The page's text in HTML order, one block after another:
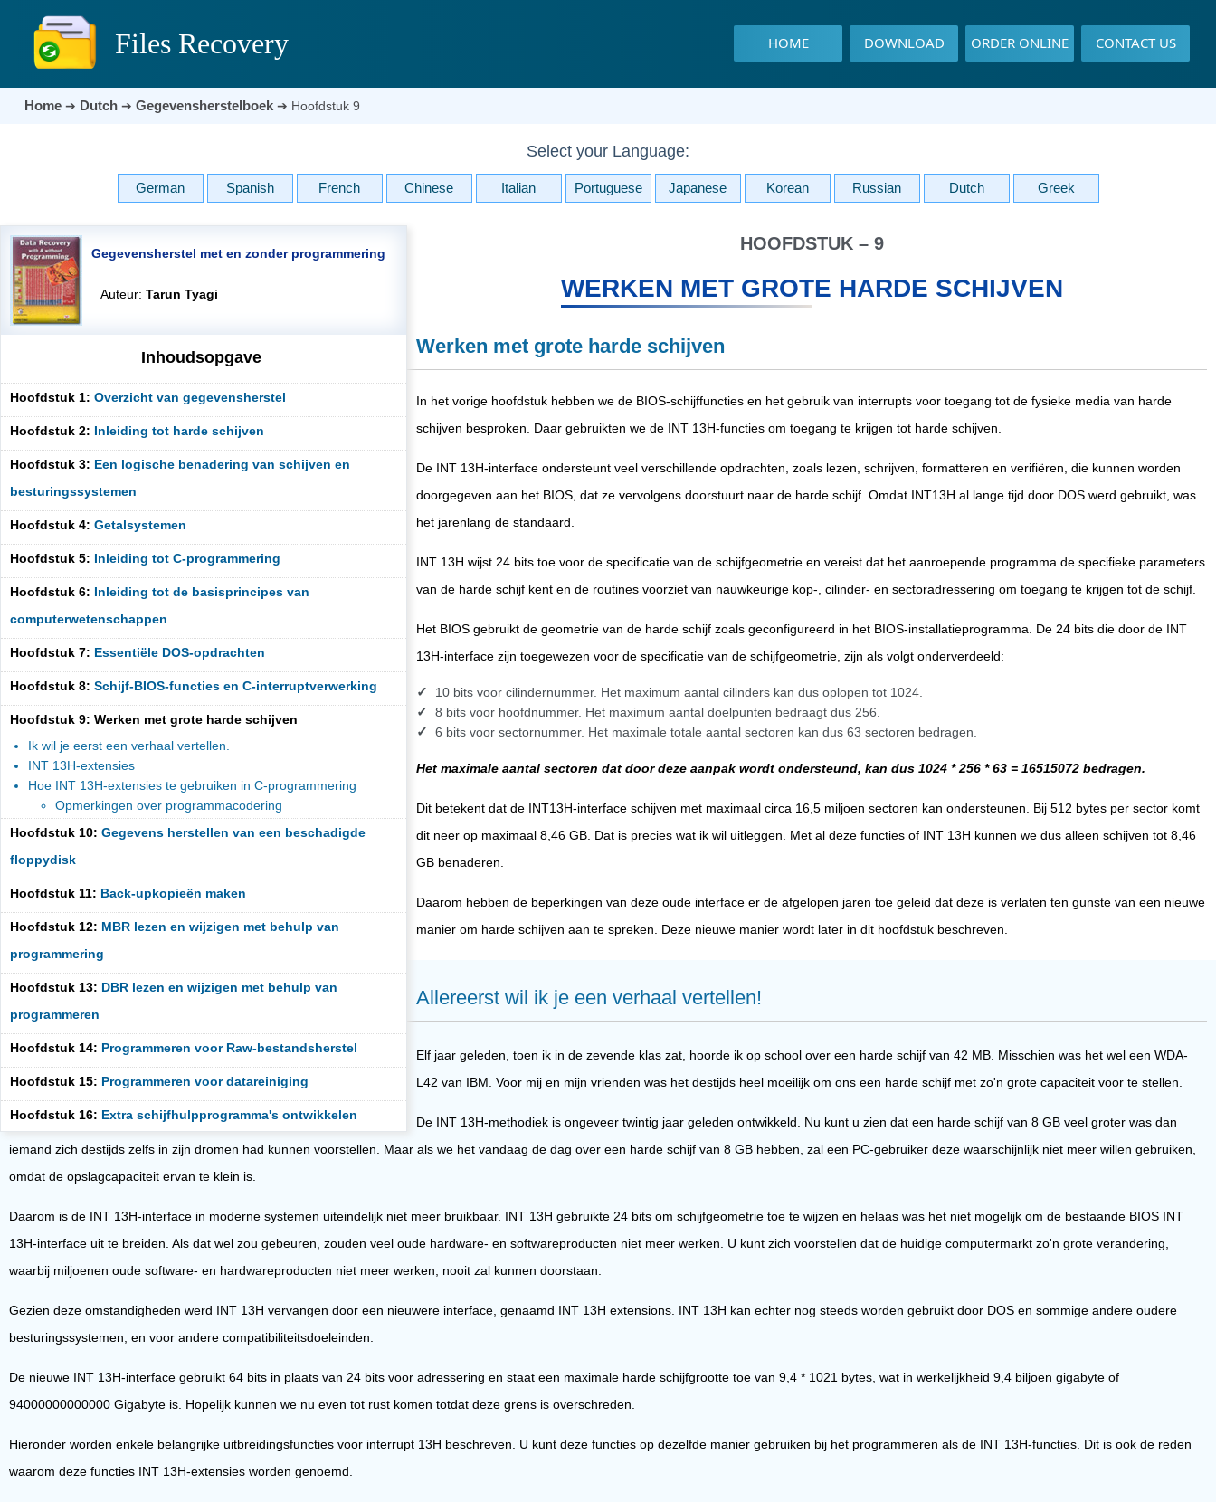
Files Recovery HOME DOWNLOAD ORDER ONLINE CONTACT US
Home➔ Dutch ➔ Gegevensherstelboek➔ Hoofdstuk 9
Select your Language:
German Spanish French Chinese Italian Portuguese Japanese Korean Russian Dutch Greek
Gegevensherstel met en zonder programmering
Auteur: Tarun Tyagi
Inhoudsopgave
Hoofdstuk 1: Overzicht van gegevensherstel
Hoofdstuk 2: Inleiding tot harde schijven
Hoofdstuk 3: Een logische benadering van schijven en
besturingssystemen
Hoofdstuk 4: Getalsystemen
Hoofdstuk 5: Inleiding tot C-programmering
Hoofdstuk 6: Inleiding tot de basisprincipes van
computerwetenschappen
Hoofdstuk 7: Essentiële DOS-opdrachten
Hoofdstuk 8: Schijf-BIOS-functies en C-interruptverwerking
Hoofdstuk 9: Werken met grote harde schijven
Ik wil je eerst een verhaal vertellen.
INT 13H-extensies
Hoe INT 13H-extensies te gebruiken in C-programmering
Opmerkingen over programmacodering
Hoofdstuk 10: Gegevens herstellen van een beschadigde
floppydisk
Hoofdstuk 11: Back-upkopieën maken
Hoofdstuk 12: MBR lezen en wijzigen met behulp van
programmering
Hoofdstuk 13: DBR lezen en wijzigen met behulp van
programmeren
Hoofdstuk 14: Programmeren voor Raw-bestandsherstel
Hoofdstuk 15: Programmeren voor datareiniging
Hoofdstuk 16: Extra schijfhulpprogramma's ontwikkelen
HOOFDSTUK – 9
WERKEN MET GROTE HARDE SCHIJVEN
Werken met grote harde schijven
In het vorige hoofdstuk hebben we de BIOS-schijffuncties en het gebruik van interrupts voor toegang tot de fysieke media van harde
schijven besproken. Daar gebruikten we de INT 13H-functies om toegang te krijgen tot harde schijven.
De INT 13H-interface ondersteunt veel verschillende opdrachten, zoals lezen, schrijven, formatteren en verifiëren, die kunnen worden
doorgegeven aan het BIOS, dat ze vervolgens doorstuurt naar de harde schijf. Omdat INT13H al lange tijd door DOS werd gebruikt, was
het jarenlang de standaard.
INT 13H wijst 24 bits toe voor de specificatie van de schijfgeometrie en vereist dat het aanroepende programma de specifieke parameters
van de harde schijf kent en de routines voorziet van nauwkeurige kop-, cilinder- en sectoradressering om toegang te krijgen tot de schijf.
Het BIOS gebruikt de geometrie van de harde schijf zoals geconfigureerd in het BIOS-installatieprogramma. De 24 bits die door de INT
13H-interface zijn toegewezen voor de specificatie van de schijfgeometrie, zijn als volgt onderverdeeld:
10 bits voor cilindernummer. Het maximum aantal cilinders kan dus oplopen tot 1024.
8 bits voor hoofdnummer. Het maximum aantal doelpunten bedraagt ​​dus 256.
6 bits voor sectornummer. Het maximale totale aantal sectoren kan dus 63 sectoren bedragen.
Het maximale aantal sectoren dat door deze aanpak wordt ondersteund, kan dus 1024 * 256 * 63 = 16515072 bedragen.
Dit betekent dat de INT13H-interface schijven met maximaal circa 16,5 miljoen sectoren kan ondersteunen. Bij 512 bytes per sector komt
dit neer op maximaal 8,46 GB. Dat is precies wat ik wil uitleggen. Met al deze functies of INT 13H kunnen we dus alleen schijven tot 8,46
GB benaderen.
Daarom hebben de beperkingen van deze oude interface er de afgelopen jaren toe geleid dat deze is verlaten ten gunste van een nieuwe
manier om harde schijven aan te spreken. Deze nieuwe manier wordt later in dit hoofdstuk beschreven.
Allereerst wil ik je een verhaal vertellen!
Elf jaar geleden, toen ik in de zevende klas zat, hoorde ik op school over een harde schijf van 42 MB. Misschien was het wel een WDA-
L42 van IBM. Voor mij en mijn vrienden was het destijds heel moeilijk om ons een harde schijf met zo'n grote capaciteit voor te stellen.
De INT 13H-methodiek is ongeveer twintig jaar geleden ontwikkeld. Nu kunt u zien dat een harde schijf van 8 GB veel groter was dan
iemand zich destijds zelfs in zijn dromen had kunnen voorstellen. Maar als we het vandaag de dag over een harde schijf van 8 GB hebben, zal een PC-gebruiker deze waarschijnlijk niet meer willen gebruiken,
omdat de opslagcapaciteit ervan te klein is.
Daarom is de INT 13H-interface in moderne systemen uiteindelijk niet meer bruikbaar. INT 13H gebruikte 24 bits om schijfgeometrie toe te wijzen en helaas was het niet mogelijk om de bestaande BIOS INT
13H-interface uit te breiden. Als dat wel zou gebeuren, zouden veel oude hardware- en softwareproducten niet meer werken. U kunt zich voorstellen dat de huidige computermarkt zo'n grote verandering,
waarbij miljoenen oude software- en hardwareproducten niet meer werken, nooit zal kunnen doorstaan.
Gezien deze omstandigheden werd INT 13H vervangen door een nieuwere interface, genaamd INT 13H extensions. INT 13H kan echter nog steeds worden gebruikt door DOS en sommige andere oudere
besturingssystemen, en voor andere compatibiliteitsdoeleinden.
De nieuwe INT 13H-interface gebruikt 64 bits in plaats van 24 bits voor adressering en staat een maximale harde schijfgrootte toe van 9,4 * 1021 bytes, wat in werkelijkheid 9,4 biljoen gigabyte of
94000000000000 Gigabyte is. Hopelijk kunnen we nu even tot rust komen totdat deze grens is overschreden.
Hieronder worden enkele belangrijke uitbreidingsfuncties voor interrupt 13H beschreven. U kunt deze functies op dezelfde manier gebruiken bij het programmeren als de INT 13H-functies. Dit is ook de reden
waarom deze functies INT 13H-extensies worden genoemd.